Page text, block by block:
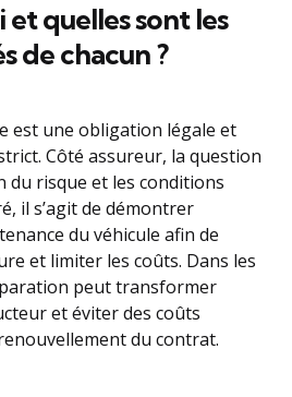
quelles sont les
de chacun ?
est une obligation légale et
Côté assureur, la question
du risque et les conditions
il s’agit de démontrer
du véhicule afin de
et limiter les coûts. Dans les
peut transformer
et éviter des coûts
du contrat.